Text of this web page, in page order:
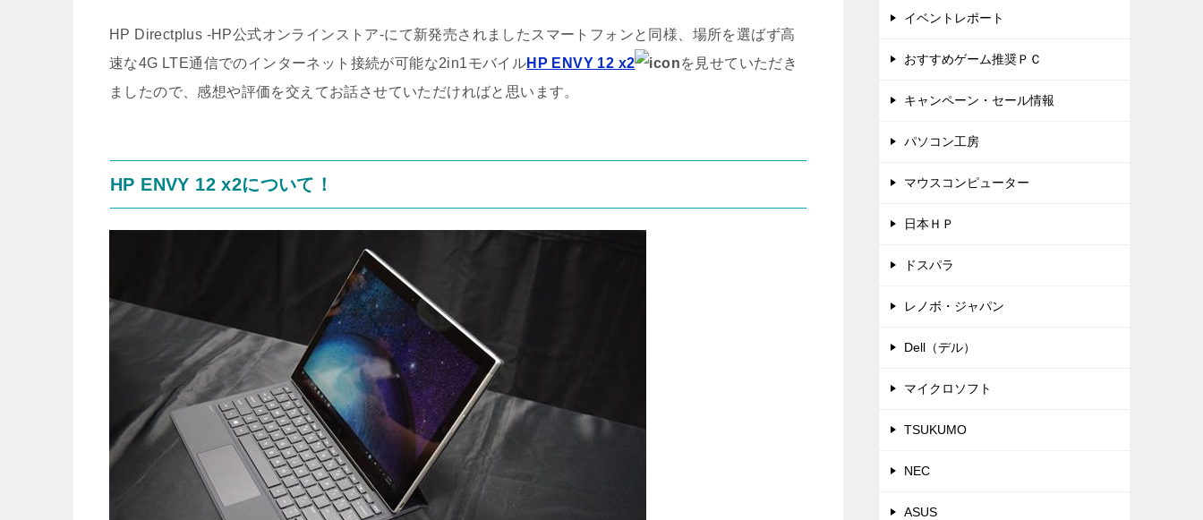
HP Directplus -HP公式オンラインストア-にて新発売されましたスマートフォンと同様、場所を選ばず高
速な4G LTE通信でのインターネット接続が可能な2in1モバイルHP ENVY 12 x2
を見せていただき
ましたので、感想や評価を交えてお話させていただければと思います。
HP ENVY 12 x2について！
イベントレポート
おすすめゲーム推奨ＰＣ
キャンペーン・セール情報
パソコン工房
マウスコンピューター
日本ＨＰ
ドスパラ
レノボ・ジャパン
Dell（デル）
マイクロソフト
TSUKUMO
NEC
ASUS